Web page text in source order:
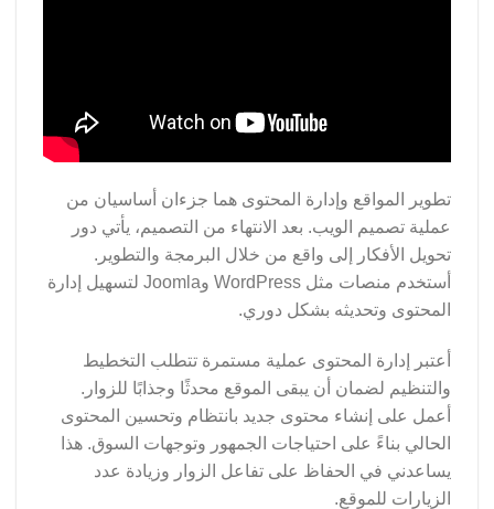
تطوير المواقع وإدارة المحتوى هما جزءان أساسيان من
عملية تصميم الويب. بعد الانتهاء من التصميم، يأتي دور
تحويل الأفكار إلى واقع من خلال البرمجة والتطوير.
أستخدم منصات مثل WordPress وJoomla لتسهيل إدارة
المحتوى وتحديثه بشكل دوري.
أعتبر إدارة المحتوى عملية مستمرة تتطلب التخطيط
والتنظيم لضمان أن يبقى الموقع محدثًا وجذابًا للزوار.
أعمل على إنشاء محتوى جديد بانتظام وتحسين المحتوى
الحالي بناءً على احتياجات الجمهور وتوجهات السوق. هذا
يساعدني في الحفاظ على تفاعل الزوار وزيادة عدد
الزيارات للموقع.